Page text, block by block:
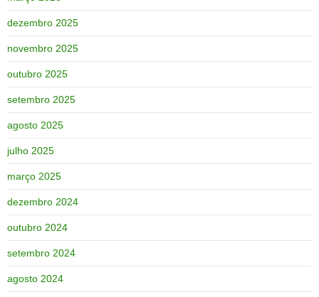
dezembro 2025
novembro 2025
outubro 2025
setembro 2025
agosto 2025
julho 2025
março 2025
dezembro 2024
outubro 2024
setembro 2024
agosto 2024